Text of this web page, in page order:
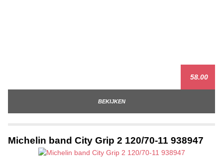
58.00
BEKIJKEN
Michelin band City Grip 2 120/70-11 938947